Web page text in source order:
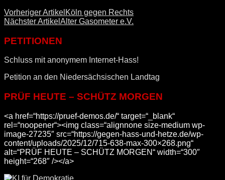
Vorheriger Artikel Köln gegen Rechts
Nächster Artikel Alter Gasometer e.V.
PETITIONEN
Schluss mit anonymem Internet-Hass!
Petition an den Niedersächsischen Landtag
PRÜF HEUTE – SCHÜTZ MORGEN
<a href=“https://pruef-demos.de/“ target=“_blank“
rel=“noopener“><img class=“alignnone size-medium wp-
image-27235″ src=“https://gegen-hass-und-hetze.de/wp-
content/uploads/2025/12/715-638-max-300×268.png“
alt=“PRÜF HEUTE – SCHÜTZ MORGEN“ width=“300″
height=“268″ /></a>